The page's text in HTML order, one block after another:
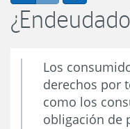
Los
derechos por
como los
obligación de